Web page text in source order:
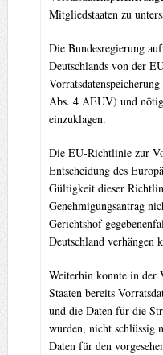
Mitgliedstaaten zu
Die Bundesregierung
Deutschlands von der
Abs. 4 AEUV) und
einzuklagen.
Die EU-Richtlinie zur
Entscheidung des
Gültigkeit dieser
Genehmigungsantrag
Gerichtshof
Deutschland verhängen
Weiterhin konnte in der
Staaten bereits
und die Daten für die
wurden, nicht schlüssig
Daten für den